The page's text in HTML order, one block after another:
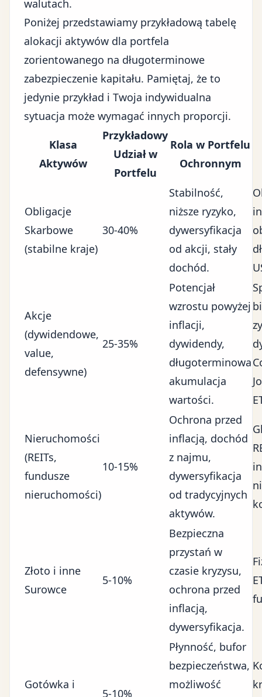
walutach.
Poniżej przedstawiamy przykładową tabelę
alokacji aktywów dla portfela
zorientowanego na długoterminowe
zabezpieczenie kapitału. Pamiętaj, że to
jedynie przykład i Twoja indywidualna
sytuacja może wymagać innych proporcji.
Klasa
Aktywów
Przykładowy
Udział w
Portfelu
Rola w Portfelu
Ochronnym
Obligacje
Skarbowe
(stabilne kraje)
30-40%
Stabilność,
niższe ryzyko,
dywersyfikacja
od akcji, stały
dochód.
Akcje
(dywidendowe,
value,
defensywne)
25-35%
Potencjał
wzrostu powyżej
inflacji,
dywidendy,
długoterminowa
akumulacja
wartości.
Nieruchomości
(REITs,
fundusze
nieruchomości)
10-15%
Ochrona przed
inflacją, dochód
z najmu,
dywersyfikacja
od tradycyjnych
aktywów.
Złoto i inne
Surowce
5-10%
Bezpieczna
przystań w
czasie kryzysu,
ochrona przed
inflacją,
dywersyfikacja.
Gotówka i
5-10%
Płynność, bufor
bezpieczeństwa,
możliwość